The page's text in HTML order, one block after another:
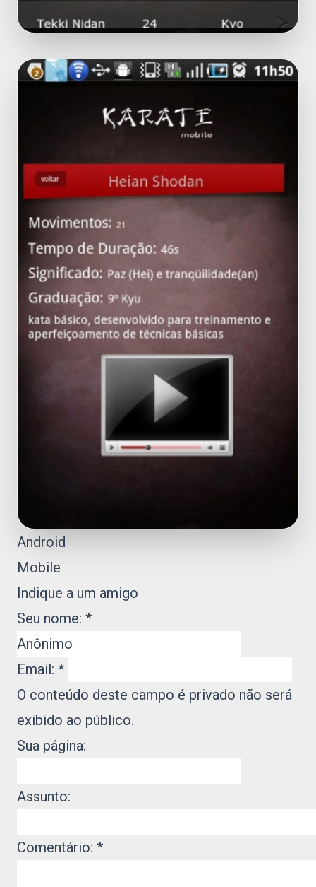
Android
Mobile
Indique a um amigo
Seu nome: *
Email: *
O conteúdo deste campo é privado não será
exibido ao público.
Sua página:
Assunto:
Comentário: *